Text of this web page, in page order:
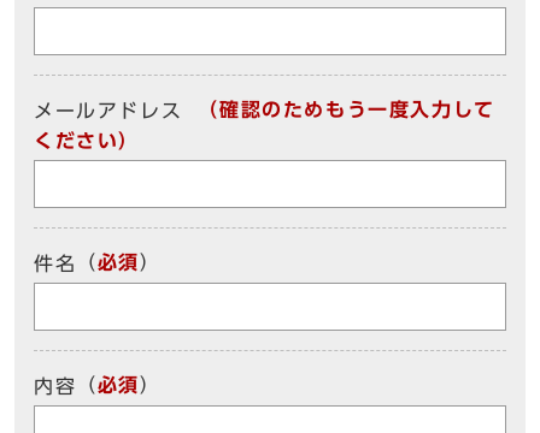
メールアドレス
（確認のためもう一度入力して
ください）
件名 （必須）
内容 （必須）